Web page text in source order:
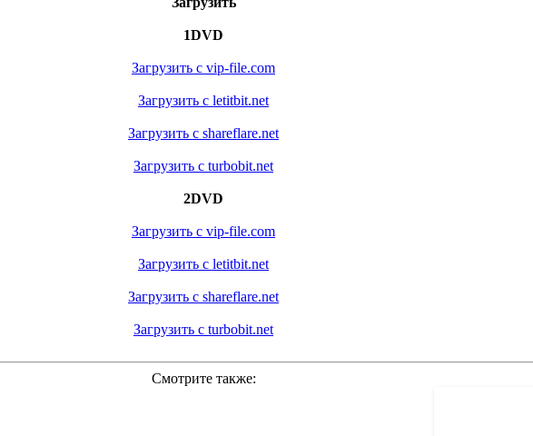
1DVD
Загрузить с vip-file.com
Загрузить с letitbit.net
Загрузить с shareflare.net
Загрузить с turbobit.net
2DVD
Загрузить с vip-file.com
Загрузить с letitbit.net
Загрузить с shareflare.net
Загрузить с turbobit.net
Смотрите также: